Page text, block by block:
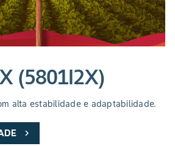
(5801I2X)
alta estabilidade e adaptabilidade.
chevron_right